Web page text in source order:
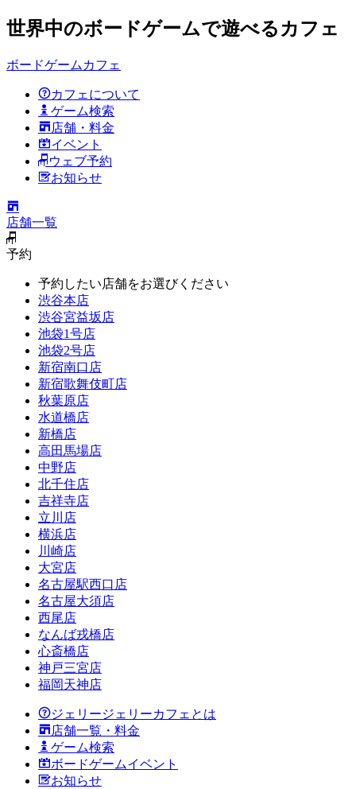
世界中のボードゲームで遊べるカフェ
ボードゲームカフェ
カフェについて
ゲーム検索
店舗・料金
イベント
ウェブ予約
お知らせ
店舗一覧
予約
予約したい店舗をお選びください
渋谷本店
渋谷宮益坂店
池袋1号店
池袋2号店
新宿南口店
新宿歌舞伎町店
秋葉原店
水道橋店
新橋店
高田馬場店
中野店
北千住店
吉祥寺店
立川店
横浜店
川崎店
大宮店
名古屋駅西口店
名古屋大須店
西尾店
なんば戎橋店
心斎橋店
神戸三宮店
福岡天神店
ジェリージェリーカフェとは
店舗一覧・料金
ゲーム検索
ボードゲームイベント
お知らせ